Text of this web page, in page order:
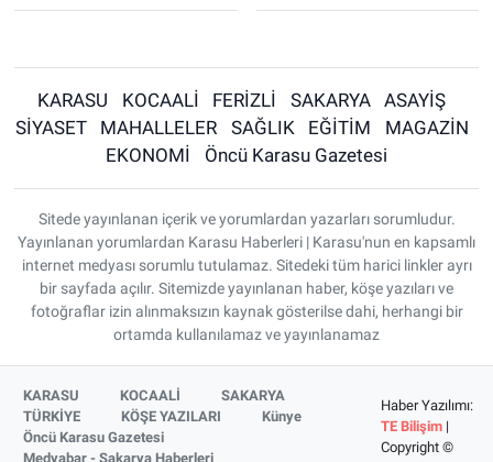
KARASU KOCAALİ FERİZLİ SAKARYA
ASAYİŞ
SİYASET
MAHALLELER SAĞLIK EĞİTİM
MAGAZİN
EKONOMİ
Öncü Karasu Gazetesi
Sitede yayınlanan içerik ve yorumlardan yazarları sorumludur.
Yayınlanan yorumlardan Karasu Haberleri | Karasu'nun en kapsamlı
internet medyası sorumlu tutulamaz. Sitedeki tüm harici linkler ayrı
bir sayfada açılır. Sitemizde yayınlanan haber, köşe yazıları ve
fotoğraflar izin alınmaksızın kaynak gösterilse dahi, herhangi bir
ortamda kullanılamaz ve yayınlanamaz
KARASU KOCAALİ
SAKARYA
TÜRKİYE
KÖŞE YAZILARI
Künye
Öncü Karasu Gazetesi
Medyabar - Sakarya Haberleri
Haber Yazılımı:
TE Bilişim|
Copyright ©